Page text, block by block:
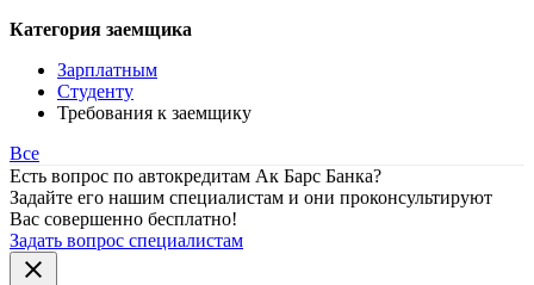
Категория заемщика
Зарплатным
Студенту
Требования к заемщику
Все
Есть вопрос по автокредитам Ак Барс Банка?
Задайте его нашим специалистам и они проконсультируют
Вас совершенно бесплатно!
Задать вопрос специалистам
close